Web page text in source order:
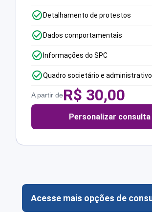
Detalhamento de protestos
Dados comportamentais
Informações do SPC
Quadro societário e administrativo
A partir deR$ 30,00
Personalizar consulta
Acesse mais opções de